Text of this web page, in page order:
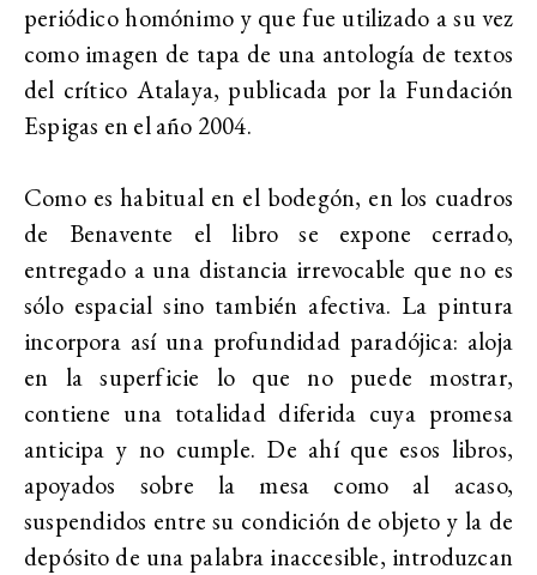
periódico homónimo y que fue utilizado a su vez
como imagen de tapa de una antología de textos
del crítico Atalaya, publicada por la Fundación
Espigas en el año 2004.
Como es habitual en el bodegón, en los cuadros
de Benavente el libro se expone cerrado,
entregado a una distancia irrevocable que no es
sólo espacial sino también afectiva. La pintura
incorpora así una profundidad paradójica: aloja
en la superficie lo que no puede mostrar,
contiene una totalidad diferida cuya promesa
anticipa y no cumple. De ahí que esos libros,
apoyados sobre la mesa como al acaso,
suspendidos entre su condición de objeto y la de
depósito de una palabra inaccesible, introduzcan